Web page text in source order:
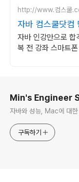
http://www.컴스쿨
자바 컴스쿨닷컴
프티콘!
자바 인강만으로 합
복 전 강좌 스마트
Min's Engineer
자바와 성능, Mac에 대
구독하기